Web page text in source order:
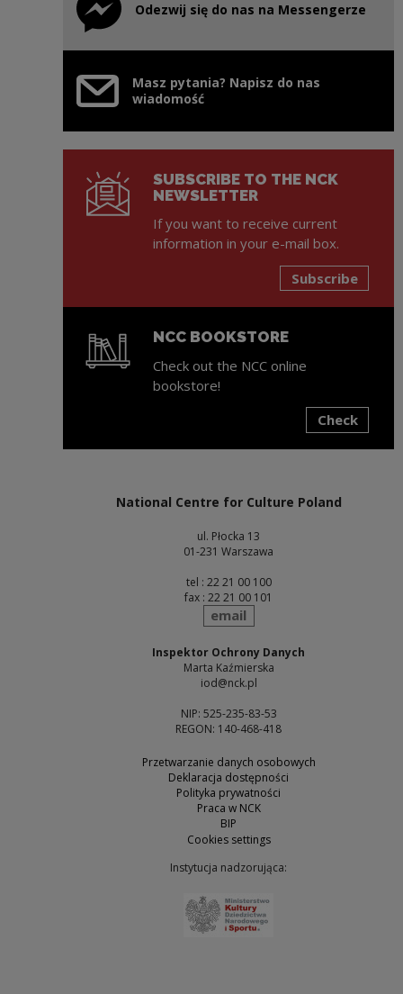
Odezwij się do nas na Messengerze
Note, the link will open in a new window
Masz pytania? Napisz do nas
wiadomość
SUBSCRIBE TO THE NCK
NEWSLETTER
If you want to receive current
information in your e-mail box.
Subscribe
NCC BOOKSTORE
Check out the NCC online
bookstore!
Check
National Centre for Culture Poland
ul. Płocka 13
01-231 Warszawa
tel : 22 21 00 100
fax : 22 21 00 101
send
email
Inspektor Ochrony Danych
Marta Kaźmierska
iod@nck.pl
NIP: 525-235-83-53
REGON: 140-468-418
Przetwarzanie danych osobowych
Deklaracja dostępności
Polityka prywatności
Praca w NCK
BIP
Cookies settings
Instytucja nadzorująca: